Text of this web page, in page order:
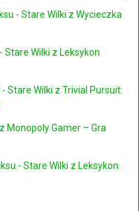
- Stare Wilki z Wycieczka
Stare Wilki z Leksykon
Stare Wilki z Trivial Pursuit:
z Monopoly Gamer – Gra
- Stare Wilki z Leksykon